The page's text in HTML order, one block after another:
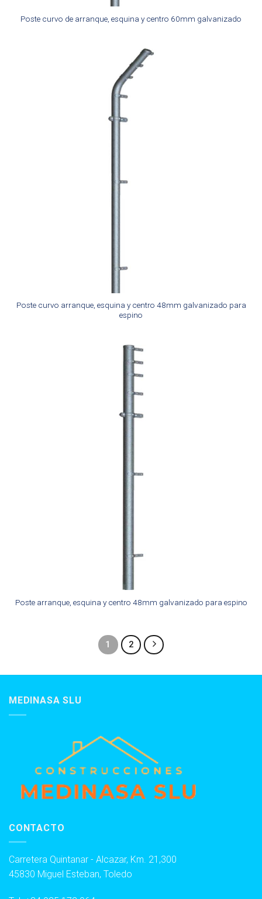
Poste curvo de arranque, esquina y centro 60mm galvanizado
Poste curvo arranque, esquina y centro 48mm galvanizado para
espino
Poste arranque, esquina y centro 48mm galvanizado para espino
1 2
MEDINASA SLU
CONTACTO
Carretera Quintanar - Alcazar, Km. 21,300
45830 Miguel Esteban, Toledo